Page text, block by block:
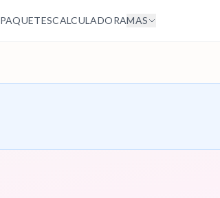
PAQUETESCALCULADORAMAS